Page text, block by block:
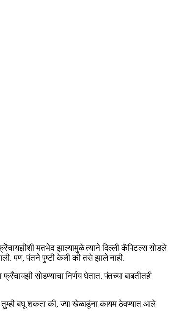
मतभेद झाल्यामुळे त्याने दिल्ली कॅपिटल्स सोडले
पण, पंतने पुष्टी केली की तसे झाले नाही.
सोडण्याचा निर्णय घेतात. पंतच्या बाबतीतही
बघू शकता की, ज्या खेळाडूंना कायम ठेवण्यात आले